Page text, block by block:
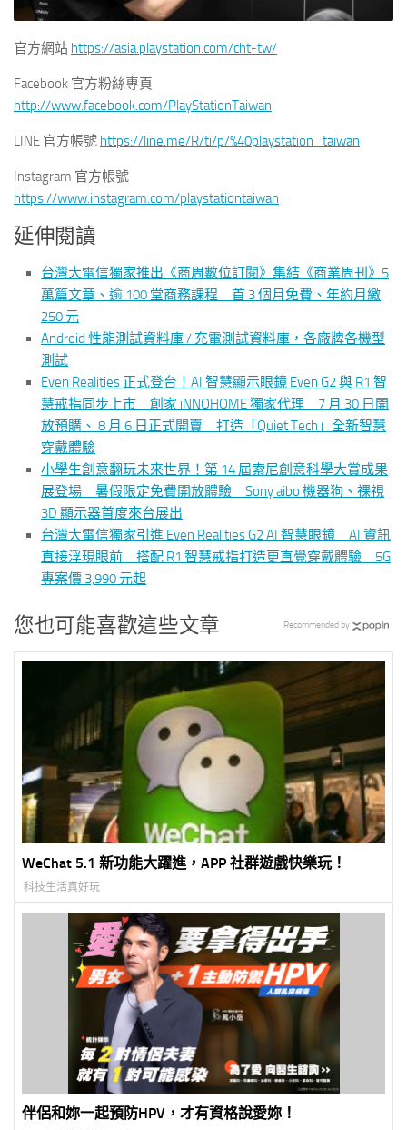
官方網站 https://asia.playstation.com/cht-tw/
Facebook 官方粉絲專頁
http://www.facebook.com/PlayStationTaiwan
LINE 官方帳號 https://line.me/R/ti/p/%40playstation_taiwan
Instagram 官方帳號
https://www.instagram.com/playstationtaiwan
延伸閱讀
台灣大電信獨家推出《商周數位訂閱》集結《商業周刊》5
萬篇文章、逾 100 堂商務課程 首 3 個月免費、年約月繳
250 元
Android 性能測試資料庫 / 充電測試資料庫，各廠牌各機型
測試
Even Realities 正式登台！AI 智慧顯示眼鏡 Even G2 與 R1 智
慧戒指同步上市 創家 iNNOHOME 獨家代理 7 月 30 日開
放預購、 8 月 6 日正式開賣 打造「Quiet Tech」全新智慧
穿戴體驗
小學生創意翻玩未來世界！第 14 屆索尼創意科學大賞成果
展登場 暑假限定免費開放體驗 Sony aibo 機器狗、裸視
3D 顯示器首度來台展出
台灣大電信獨家引進 Even Realities G2 AI 智慧眼鏡 AI 資訊
直接浮現眼前 搭配 R1 智慧戒指打造更直覺穿戴體驗 5G
專案價 3,990 元起
您也可能喜歡這些文章
WeChat 5.1 新功能大躍進，APP 社群遊戲快樂玩！
科技生活真好玩
伴侶和妳一起預防HPV，才有資格說愛妳！
Recommended by